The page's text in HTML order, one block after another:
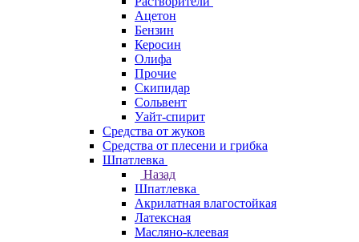
Ацетон
Бензин
Керосин
Олифа
Прочие
Скипидар
Сольвент
Уайт-спирит
Средства от жуков
Средства от плесени и грибка
Шпатлевка
Назад
Шпатлевка
Акрилатная влагостойкая
Латексная
Масляно-клеевая